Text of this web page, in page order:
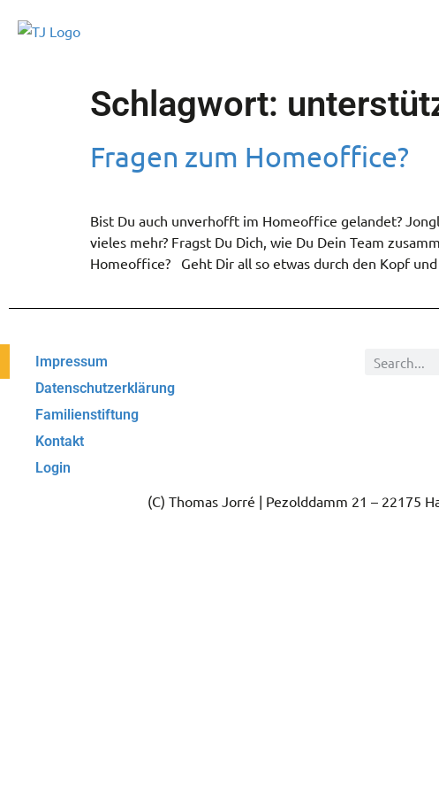
Schlagwort:
Fragen zum Homeoffice?
Bist Du auch unverhofft im Homeoffice gelandet?
vieles mehr? Fragst Du Dich, wie Du Dein Team
Homeoffice? Geht Dir all so etwas durch den Kopf
Impressum
Datenschutzerklärung
Familienstiftung
Kontakt
Login
(C) Thomas Jorré | Pezolddamm 21 – 22175